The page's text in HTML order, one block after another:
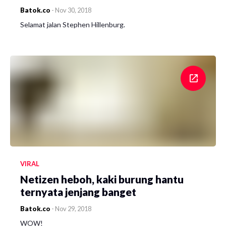
Batok.co - Nov 30, 2018
Selamat jalan Stephen Hillenburg.
VIRAL
Netizen heboh, kaki burung hantu
ternyata jenjang banget
Batok.co - Nov 29, 2018
WOW!